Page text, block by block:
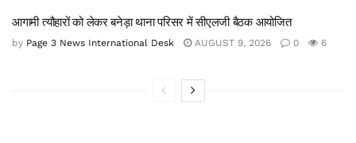
आगामी त्यौहारों को लेकर बनेड़ा थाना परिसर में सीएलजी बैठक आयोजित
by Page 3 News International Desk AUGUST 9, 2026 0 6